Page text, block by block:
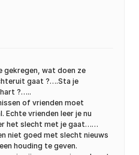
gekregen, wat doen ze
gaat ?….Sta je
?…..
of vrienden moet
Echte vrienden leer je nu
het slecht met je gaat……
niet goed met slecht nieuws
houding te geven.